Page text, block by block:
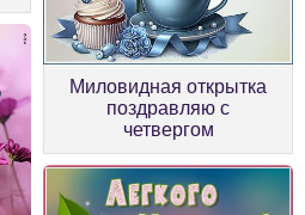
Миловидная открытка
поздравляю с
четвергом